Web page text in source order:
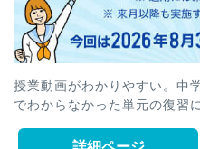
授業動画がわかりやすい。中
でわからなかった単元の復習